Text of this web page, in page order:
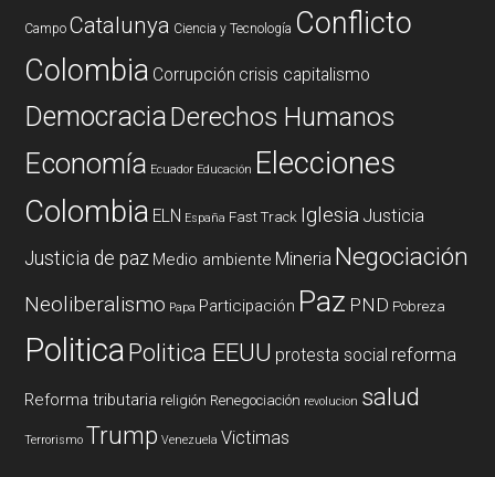
Campo Catalunya Ciencia y Tecnología Conflicto
Colombia Corrupción crisis capitalismo
DemocraciaDerechos Humanos
Economía Ecuador Educación Elecciones
Colombia ELN España Fast Track Iglesia Justicia
Justicia de paz Medio ambiente Mineria Negociación
Neoliberalismo Papa Participación Paz PND Pobreza
PoliticaPolitica EEUU protesta social reforma
Reforma tributaria religión Renegociación revolucion salud
Terrorismo Trump Venezuela Victimas